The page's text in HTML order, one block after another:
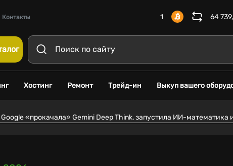
Контакты 1 64
Хостинг Ремонт Трейд-ин Выкуп вашего
Google «прокачала» Gemini Deep Think, запустила ИИ-математика